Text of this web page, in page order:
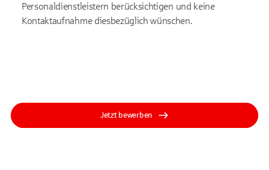
Personaldienstleistern berücksichtigen und keine
Kontaktaufnahme diesbezüglich wünschen.
Jetzt bewerben